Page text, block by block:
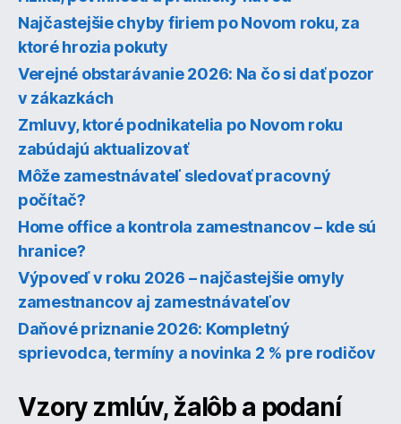
Najčastejšie chyby firiem po Novom roku, za
ktoré hrozia pokuty
Verejné obstarávanie 2026: Na čo si dať pozor
v zákazkách
Zmluvy, ktoré podnikatelia po Novom roku
zabúdajú aktualizovať
Môže zamestnávateľ sledovať pracovný
počítač?
Home office a kontrola zamestnancov – kde sú
hranice?
Výpoveď v roku 2026 – najčastejšie omyly
zamestnancov aj zamestnávateľov
Daňové priznanie 2026: Kompletný
sprievodca, termíny a novinka 2 % pre rodičov
Vzory zmlúv, žalôb a podaní